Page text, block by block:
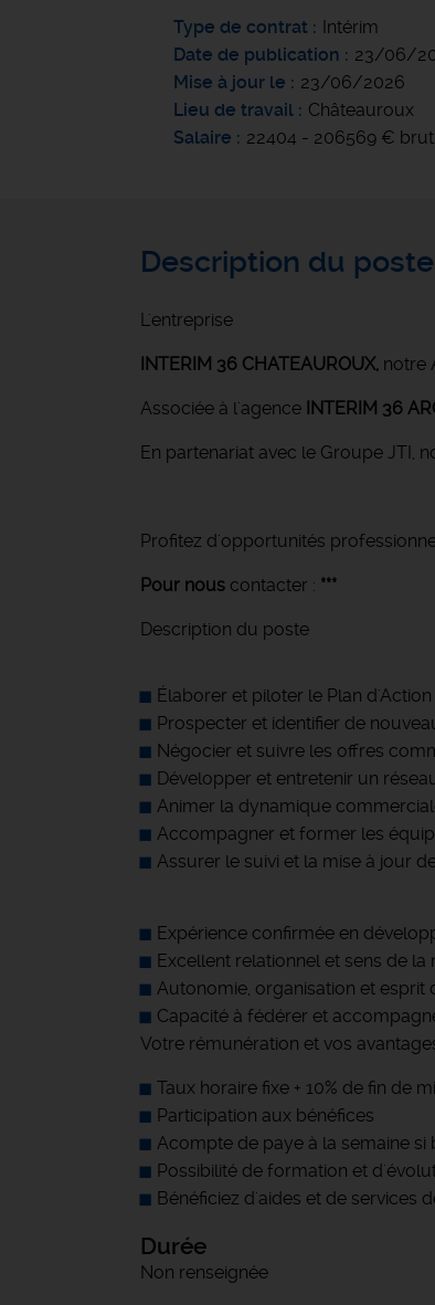
Type de contrat
Intérim
Date de publication
23/06/
Mise à jour le
23/06/2026
Lieu de travail
Châteauroux
Salaire
22404 - 206569 €
Description du poste
L'entreprise
INTERIM 36 CHATEAUROUX, notre
Associée à l'agence INTERIM 36
En partenariat avec le Groupe JTI,
Profitez d'opportunités
Pour nous contacter : ***
Description du poste
Élaborer et piloter le Plan
Prospecter et identifier de
Négocier et suivre les offres
Développer et entretenir un
Animer la dynamique
Accompagner et former les
Assurer le suivi et la mise à jour
Expérience confirmée en
Excellent relationnel et sens de la
Autonomie, organisation et esprit
Capacité à fédérer et
Votre rémunération et vos
Taux horaire fixe + 10% de fin de
Participation aux bénéfices
Acompte de paye à la semaine si
Possibilité de formation et
Bénéficiez d'aides et de services
Durée
Non renseignée